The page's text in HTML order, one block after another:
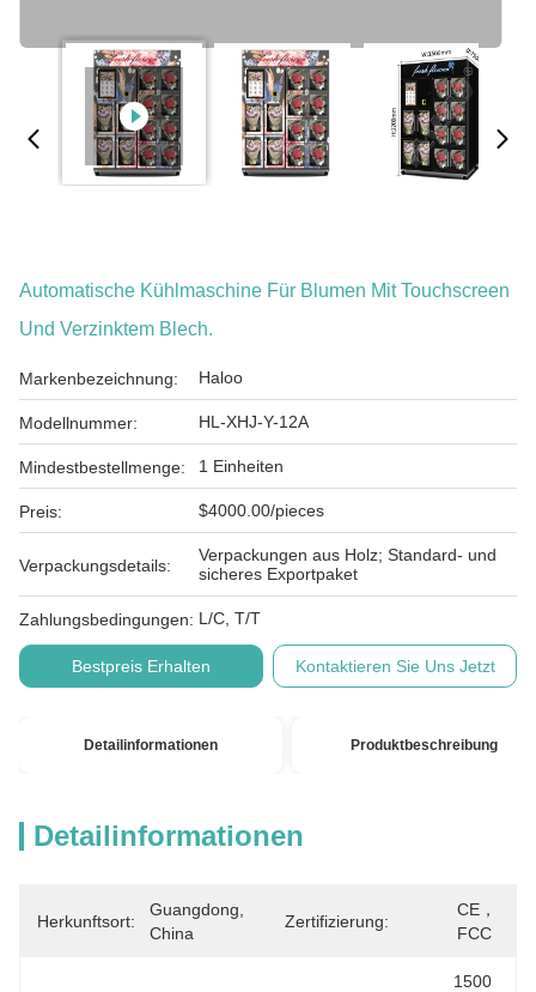
Automatische Kühlmaschine Für Blumen Mit Touchscreen
Und Verzinktem Blech.
Markenbezeichnung: Haloo
Modellnummer: HL-XHJ-Y-12A
Mindestbestellmenge: 1 Einheiten
Preis: $4000.00/pieces
Verpackungsdetails:
Verpackungen aus Holz; Standard- und
sicheres Exportpaket
Zahlungsbedingungen: L/C, T/T
Bestpreis Erhalten Kontaktieren Sie Uns Jetzt
Detailinformationen Produktbeschreibung
Detailinformationen
Herkunftsort:
Guangdong,
China
Zertifizierung:
CE，
FCC
1500